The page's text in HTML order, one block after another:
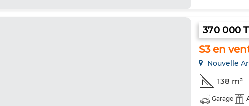
370 000
S3 en
Nouvelle
138 m²
Garage